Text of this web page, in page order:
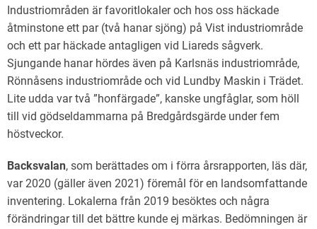
Industriområden är favoritlokaler och hos oss häckade
åtminstone ett par (två hanar sjöng) på Vist industriområde
och ett par häckade antagligen vid Liareds sågverk.
Sjungande hanar hördes även på Karlsnäs industriområde,
Rönnåsens industriområde och vid Lundby Maskin i Trädet.
Lite udda var två ”honfärgade”, kanske ungfåglar, som höll
till vid gödseldammarna på Bredgårdsgärde under fem
höstveckor.
Backsvalan, som berättades om i förra årsrapporten, läs där,
var 2020 (gäller även 2021) föremål för en landsomfattande
inventering. Lokalerna från 2019 besöktes och några
förändringar till det bättre kunde ej märkas. Bedömningen är